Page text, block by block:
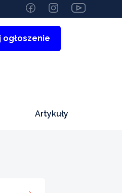
ogłoszenie
Artykuły